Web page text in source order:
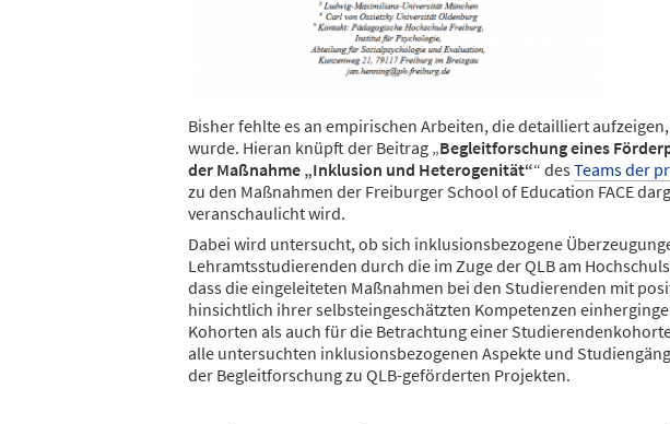
Bisher fehlte es an empirischen Arbeiten, die detailliert
wurde. Hieran knüpft der Beitrag „Begleitforschung eines
der Maßnahme „Inklusion und Heterogenität““ desTeams der
zu den Maßnahmen der Freiburger School of Education FACE
veranschaulicht wird.
Dabei wird untersucht, ob sich inklusionsbezogene
Lehramtsstudierenden durch die im Zuge der QLB am
dass die eingeleiteten Maßnahmen bei den Studierenden mit
hinsichtlich ihrer selbsteingeschätzten Kompetenzen
Kohorten als auch für die Betrachtung einer
alle untersuchten inklusionsbezogenen Aspekte und
der Begleitforschung zu QLB-geförderten Projekten.